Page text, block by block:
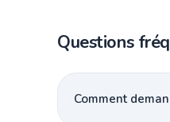
Questions
Comment